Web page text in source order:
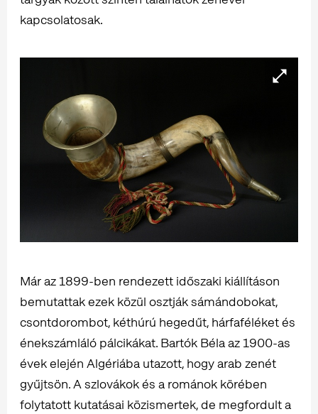
kapcsolatosak.
Már az 1899-ben rendezett időszaki kiállításon
bemutattak ezek közül osztják sámándobokat,
csontdorombot, kéthúrú hegedűt, hárfaféléket és
énekszámláló pálcikákat. Bartók Béla az 1900-as
évek elején Algériába utazott, hogy arab zenét
gyűjtsön. A szlovákok és a románok körében
folytatott kutatásai közismertek, de megfordult a